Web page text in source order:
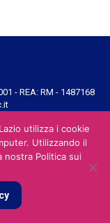
- REA: RM - 1487168
utilizza i cookie
Utilizzando il
nostra Politica sui